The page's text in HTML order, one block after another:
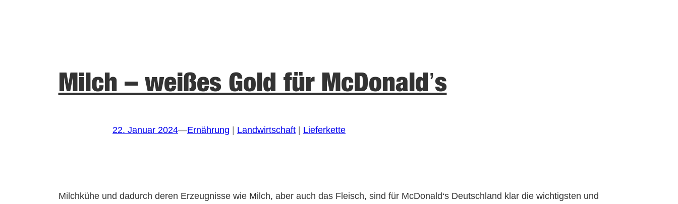
Milch – weißes Gold für McDonald’s
22. Januar 2024—Ernährung Landwirtschaft Lieferkette
Milchkühe und dadurch deren Erzeugnisse wie Milch, aber auch das Fleisch, sind für McDonald‘s Deutschland klar die wichtigsten und